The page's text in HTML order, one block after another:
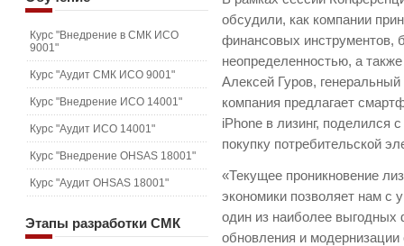
обсудили, как компании
финансовых инструментов,
неопределенностью, а
Алексей Гуров,
компания предлагает
iPhone в лизинг, поделился
покупку потребительской
«Текущее проникновение
экономики позволяет нам с
один из наиболее
обновления и
Курс "Внедрение в СМК ИСО
9001"
Курс "Аудит СМК ИСО 9001"
Курс "Внедрение ИСО 14001"
Курс "Аудит ИСО 14001"
Курс "Внедрение OHSAS 18001"
Курс "Аудит OHSAS 18001"
Этапы разработки СМК